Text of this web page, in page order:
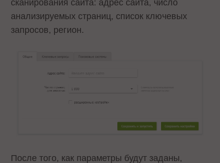
сканирования сайта: адрес сайта, число
анализируемых страниц, список ключевых
запросов, регион.
После того, как параметры будут заданы,